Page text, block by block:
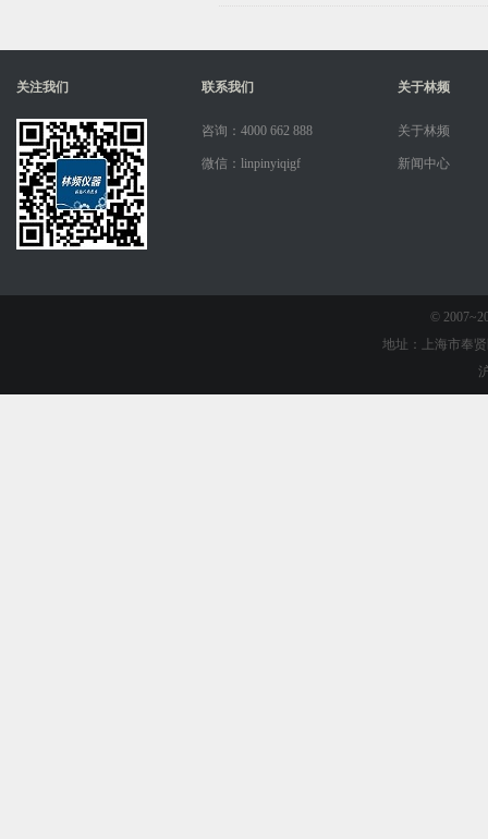
关注我们 联系我们
咨询：4000 662 888
微信：linpinyiqigf
关于林频
关于林频
新闻中心
©
地址：上海市奉